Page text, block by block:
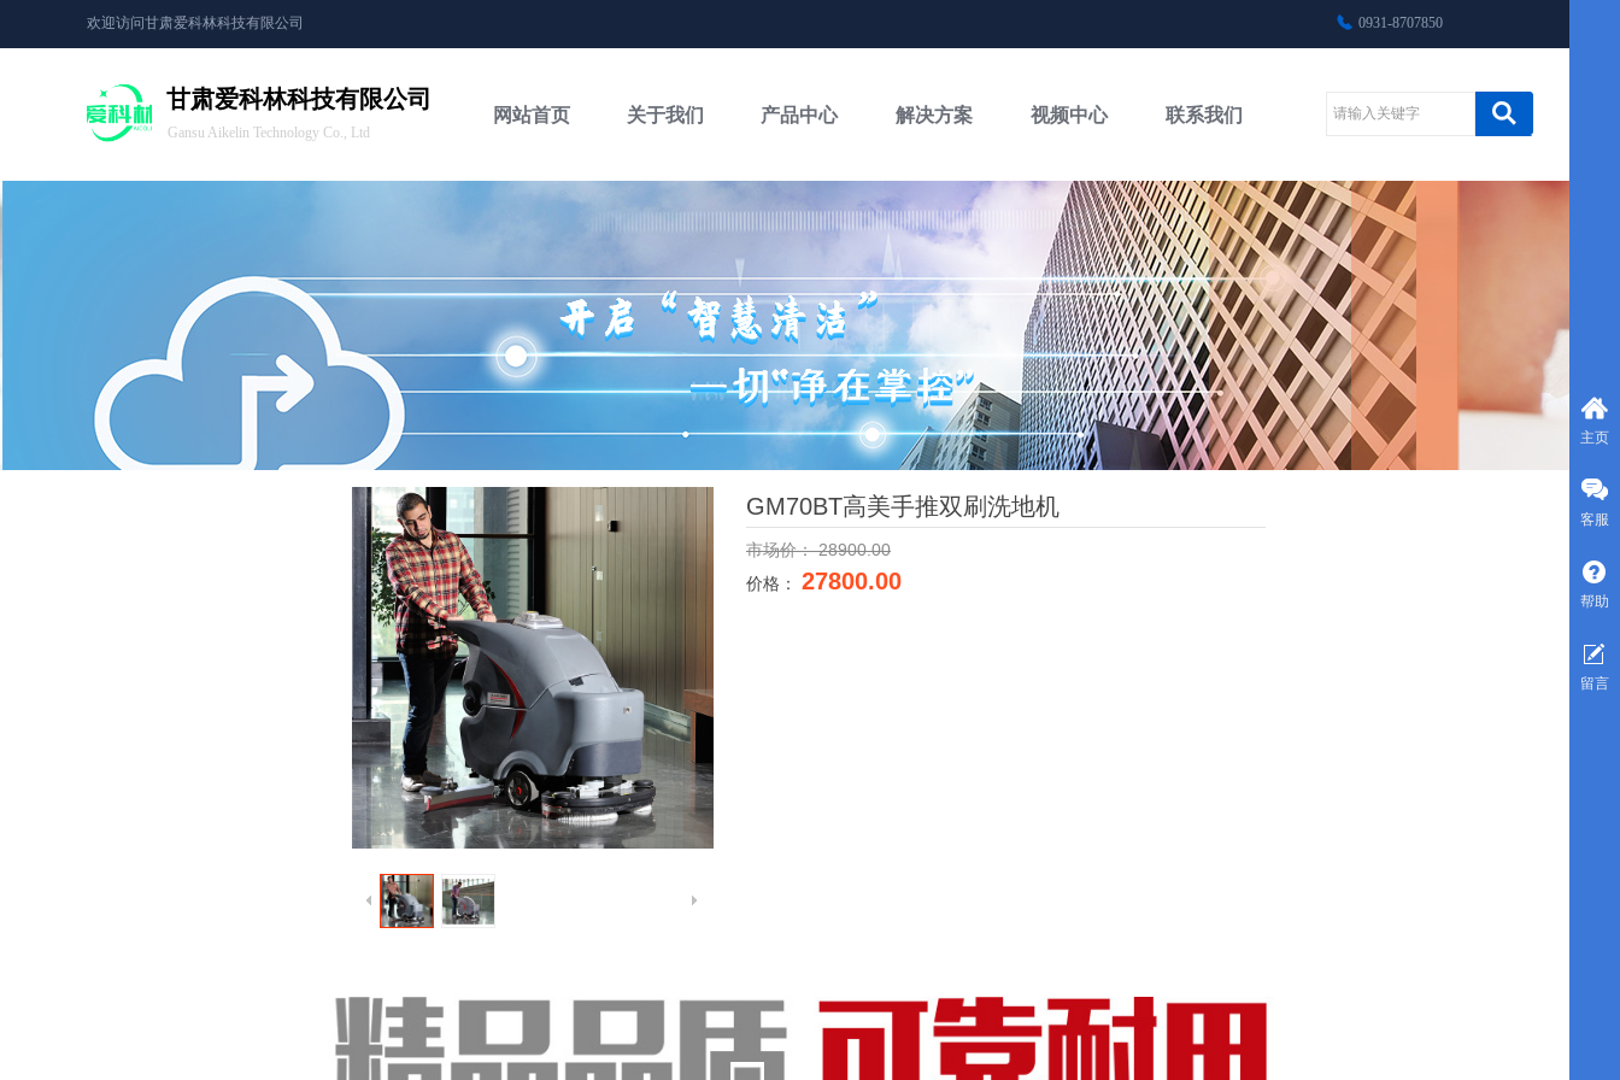
欢迎访问甘肃爱科林科技有限公司 0931-8707850
甘肃爱科林科技有限公司
Gansu Aikelin Technology Co., Ltd
网站首页 关于我们 产品中心 解决方案 视频中心 联系我们
GM70BT高美手推双刷洗地机
市场价：28900.00
价格： 27800.00
主页
客服
帮助
留言